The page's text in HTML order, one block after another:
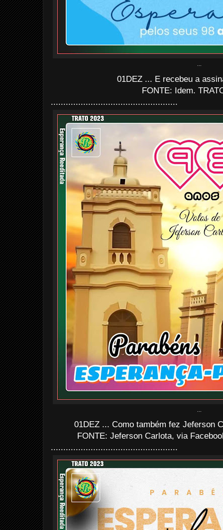
01DEZ ... E recebeu a
FONTE: Idem.
...................................................
01DEZ ... Como também fez Jeferson
FONTE: Jeferson Carlota, via
...................................................